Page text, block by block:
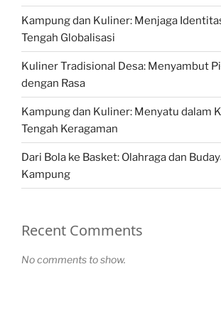
Kampung dan Kuliner: Menjaga
Tengah Globalisasi
Kuliner Tradisional Desa: Menyambut
dengan Rasa
Kampung dan Kuliner: Menyatu dalam
Tengah Keragaman
Dari Bola ke Basket: Olahraga dan
Kampung
Recent Comments
No comments to show.